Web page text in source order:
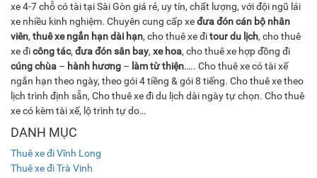
xe 4-7 chỗ có tài tại Sài Gòn giá rẻ, uy tín, chất lượng, với đội ngũ lái
xe nhiều kinh nghiệm. Chuyên cung cấp xeđưa đón cán bộ nhân
viên, thuê xe ngắn hạn dài hạn, cho thuê xe đitour du lịch, cho thuê
xe đicông tác, đưa đón sân bay, xe hoa, cho thuê xe hợp đồng đi
cúng chùa – hành hương – làm từ thiện….. Cho thuê xe có tài xế
ngắn hạn theo ngày, theo gói 4 tiềng & gói 8 tiếng. Cho thuê xe theo
lịch trình định sẵn, Cho thuê xe đi du lịch dài ngày tự chọn. Cho thuê
xe có kèm tài xế, lộ trình tự do…
DANH MỤC
Thuê xe đi Vĩnh Long
Thuê xe đi Trà Vinh